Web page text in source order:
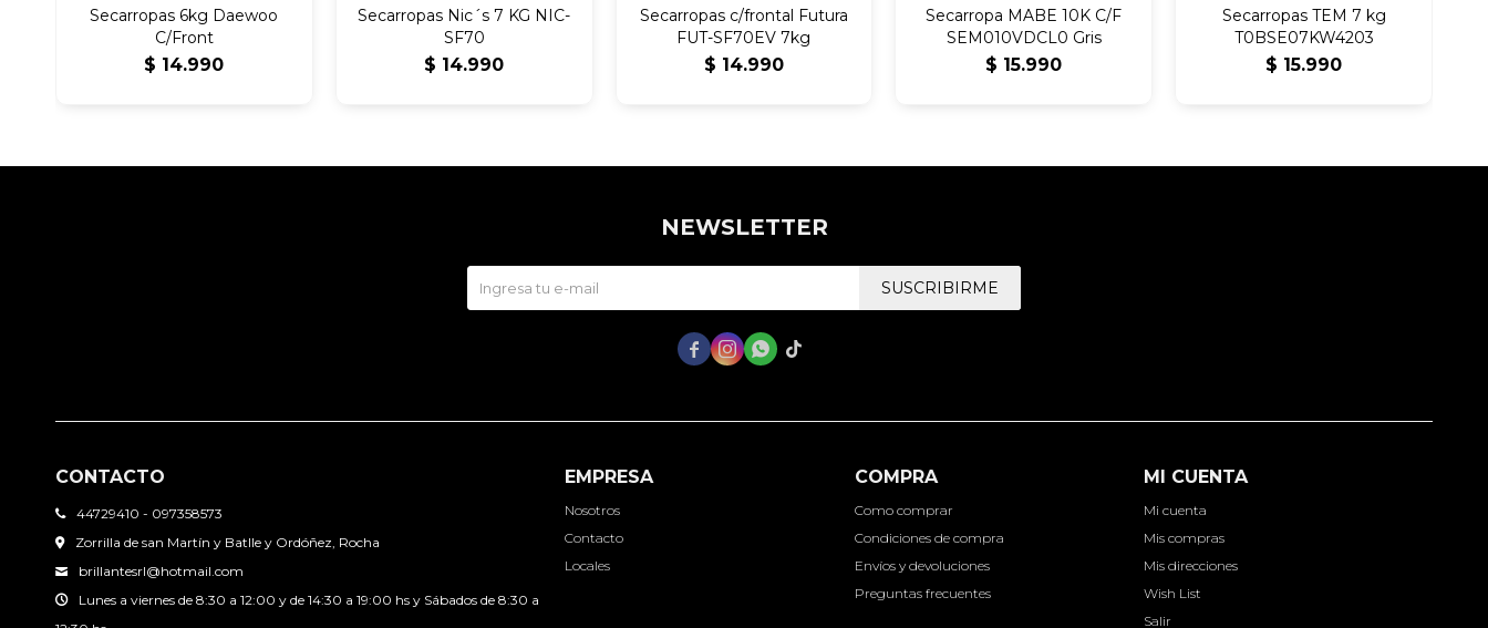
Secarropas 6kg Daewoo
C/Front
$ 14.990
Secarropas Nic´s 7 KG NIC-
SF70
$ 14.990
Secarropas c/frontal Futura
FUT-SF70EV 7kg
$ 14.990
Secarropa MABE 10K C/F
SEM010VDCL0 Gris
$ 15.990
Secarropas TEM 7 kg
T0BSE07KW4203
$ 15.990
CONTACTO
44729410 - 097358573
Zorrilla de san Martín y Batlle y Ordóñez, Rocha
brillantesrl@hotmail.com
Lunes a viernes de 8:30 a 12:00 y de 14:30 a 19:00 hs y Sábados de 8:30 a
EMPRESA
Nosotros
Contacto
Locales
COMPRA
Como comprar
Condiciones de compra
Envíos y devoluciones
Preguntas frecuentes
MI CUENTA
Mi cuenta
Mis compras
Mis direcciones
Wish List
Salir
NEWSLETTER
SUSCRIBIRME
   